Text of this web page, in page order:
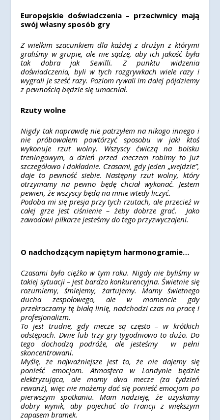
Europejskie doświadczenia – przeciwnicy mają
swój własny sposób gry
Z wielkim szacunkiem dla każdej z drużyn z którymi
graliśmy w grupie, ale nie sądzę, aby ich jakość była
tak dobra jak Sewilli. Z punktu widzenia
doświadczenia, byli w tych rozgrywkach wiele razy i
wygrali je sześć razy. Poziom rywali im dalej pójdziemy
z pewnością będzie się umacniał.
Rzuty wolne
Nigdy tak naprawdę nie patrzyłem na nikogo innego i
nie próbowałem powtórzyć sposobu w jaki ktoś
wykonuje rzut wolny. Wszyscy ćwiczą na boisku
treningowym, a dzień przed meczem robimy to już
szczegółowo i dokładnie. Czasami, gdy jeden „wejdzie”,
daje to pewność siebie. Następny rzut wolny, który
otrzymamy na pewno będę chciał wykonać. Jestem
pewien, że wszyscy będą na mnie wtedy liczyć.
Podoba mi się presja przy tych rzutach, ale przecież w
całej grze jest ciśnienie – żeby dobrze grać. Jako
zawodowi piłkarze jesteśmy do tego przyzwyczajeni.
O nadchodzącym napiętym harmonogramie…
Czasami było ciężko w tym roku. Nigdy nie byliśmy w
takiej sytuacji – jest bardzo konkurencyjna. Świetnie się
rozumiemy, śmiejemy, żartujemy. Mamy świetnego
ducha zespołowego, ale w momencie gdy
przekraczamy tę białą linię, nadchodzi czas na pracę i
profesjonalizm.
To jest trudne, gdy mecze są często – w krótkich
odstępach. Dwie lub trzy gry tygodniowo to dużo. Do
tego dochodzą podróże, ale jesteśmy w pełni
skoncentrowani.
Myślę, że najważniejsze jest to, że nie dajemy się
ponieść emocjom. Atmosfera w Londynie będzie
elektryzująca, ale mamy dwa mecze (za tydzień
rewanż), więc nie możemy dać się ponieść emocjom po
pierwszym spotkaniu. Mam nadzieję, że uzyskamy
dobry wynik, aby pojechać do Francji z większym
zapasem bramek.